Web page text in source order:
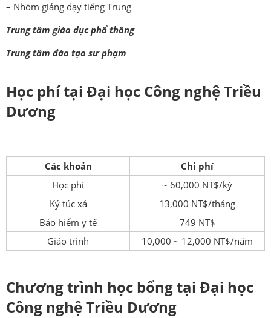
– Nhóm giảng dạy tiếng Trung
Trung tâm giáo dục phổ thông
Trung tâm đào tạo sư phạm
Học phí tại Đại học Công nghệ Triều
Dương
Các khoản
Chi phí
Học phí
~ 60,000 NT$/kỳ
Ký túc xá
13,000 NT$/tháng
Bảo hiểm y tế
749 NT$
Giáo trình
10,000 ~ 12,000 NT$/năm
Chương trình học bổng tại Đại học
Công nghệ Triều Dương